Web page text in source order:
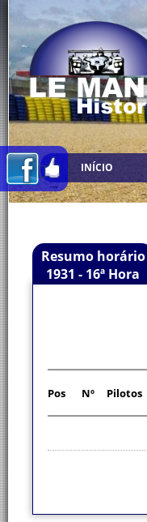
INÍCIO
Resumo horário
1931 - 16ª Hora
Pos Nº Pilotos